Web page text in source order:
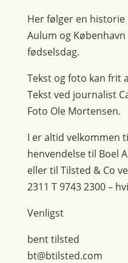
Her følger en
Aulum og
fødselsdag.
Tekst og foto kan frit
Tekst ved journalist
Foto Ole Mortensen.
I er altid velkommen
henvendelse til Boel
eller til Tilsted & Co
2311 T 9743 2300 –
Venligst
bent tilsted
bt@btilsted.com